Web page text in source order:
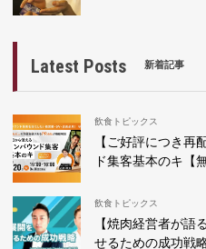
Latest Posts 新着記事
飲食トピックス
【ご好評につき再
ド集客基本のキ【
飲食トピックス
【焼肉経営者が語
せるための成功戦